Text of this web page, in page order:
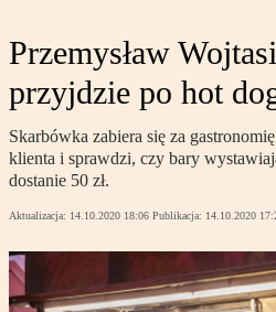
Przemysław
przyjdzie po hot
Skarbówka zabiera się za
klienta i sprawdzi, czy bary
dostanie 50 zł.
Aktualizacja: 14.10.2020 18:06 Publikacja: 14.10.2020